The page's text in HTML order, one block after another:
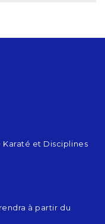
et Disciplines
à partir du